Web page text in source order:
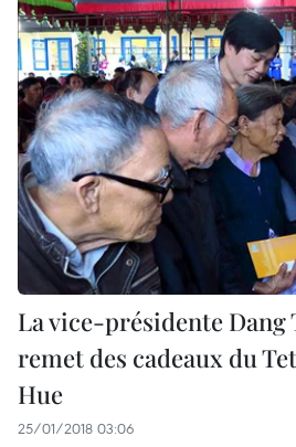
La vice-présidente Dang
remet des cadeaux du
Hue
25/01/2018 03:06